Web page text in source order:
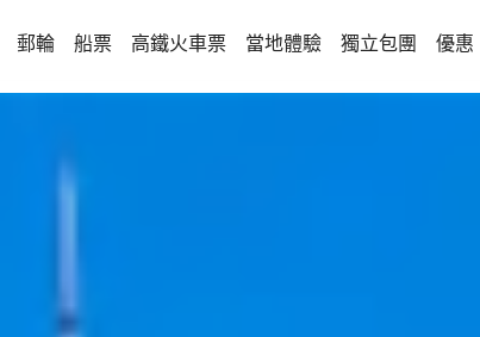
郵輪 船票 高鐵火車票 當地體驗 獨立包團 優惠